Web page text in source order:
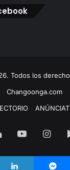
Todos los
Changoonga.com
LinkedInYouTube